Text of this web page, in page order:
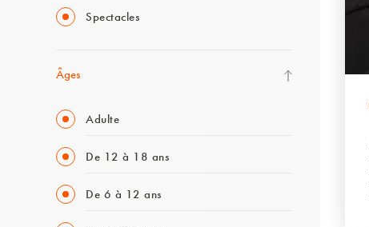
Spectacles
Âges
Adulte
De 12 à 18 ans
De 6 à 12 ans